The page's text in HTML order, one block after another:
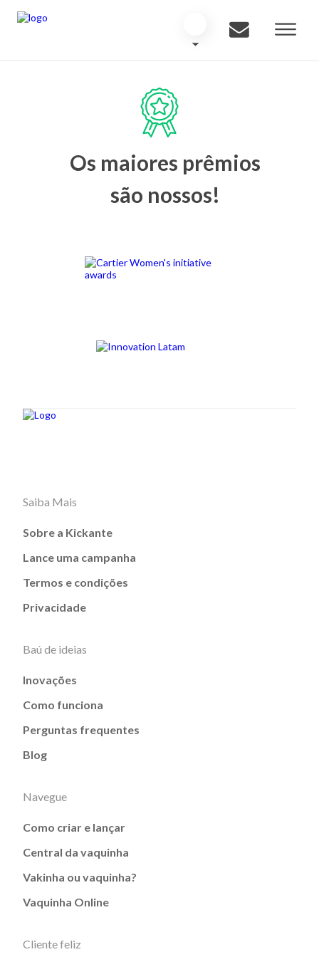
Os maiores prêmios
são nossos!
Saiba Mais
Sobre a Kickante
Lance uma campanha
Termos e condições
Privacidade
Baú de ideias
Inovações
Como funciona
Perguntas frequentes
Blog
Navegue
Como criar e lançar
Central da vaquinha
Vakinha ou vaquinha?
Vaquinha Online
Cliente feliz